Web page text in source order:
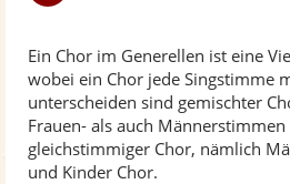
Ein Chor im Generellen ist eine
wobei ein Chor jede Singstimme
unterscheiden sind gemischter
Frauen- als auch
gleichstimmiger Chor, nämlich
und Kinder Chor.